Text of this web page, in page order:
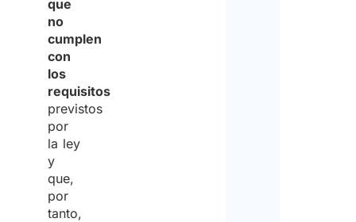
que
no
cumplen
con
los
requisitos
previstos
por
la ley
y
que,
por
tanto,